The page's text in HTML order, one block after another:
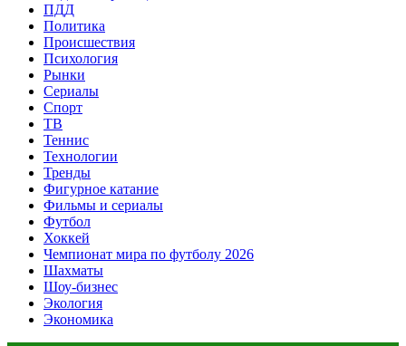
ПДД
Политика
Происшествия
Психология
Рынки
Сериалы
Спорт
ТВ
Теннис
Технологии
Тренды
Фигурное катание
Фильмы и сериалы
Футбол
Хоккей
Чемпионат мира по футболу 2026
Шахматы
Шоу-бизнес
Экология
Экономика